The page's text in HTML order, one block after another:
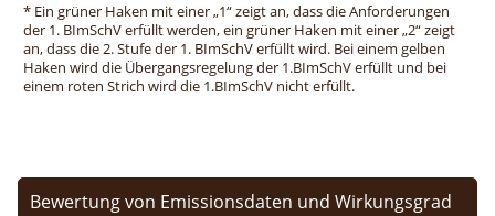
* Ein grüner Haken mit einer „1“ zeigt an, dass die Anforderungen
der 1. BImSchV erfüllt werden, ein grüner Haken mit einer „2“ zeigt
an, dass die 2. Stufe der 1. BImSchV erfüllt wird. Bei einem gelben
Haken wird die Übergangsregelung der 1.BImSchV erfüllt und bei
einem roten Strich wird die 1.BImSchV nicht erfüllt.
Bewertung von Emissionsdaten und Wirkungsgrad